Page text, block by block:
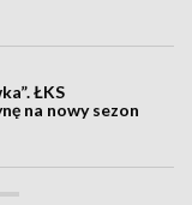
ŁKS
na nowy sezon